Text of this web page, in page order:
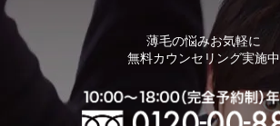
薄毛の悩みお気軽に
無料カウンセリング実施中